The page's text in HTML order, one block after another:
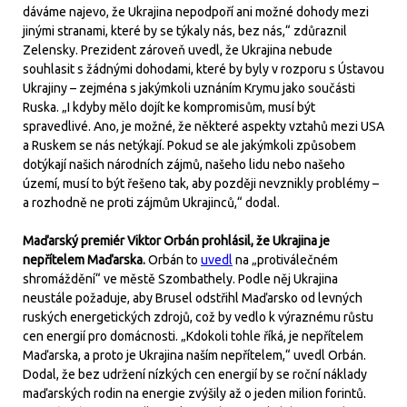
dáváme najevo, že Ukrajina nepodpoří ani možné dohody mezi
jinými stranami, které by se týkaly nás, bez nás,“ zdůraznil
Zelensky. Prezident zároveň uvedl, že Ukrajina nebude
souhlasit s žádnými dohodami, které by byly v rozporu s Ústavou
Ukrajiny – zejména s jakýmkoli uznáním Krymu jako součásti
Ruska. „I kdyby mělo dojít ke kompromisům, musí být
spravedlivé. Ano, je možné, že některé aspekty vztahů mezi USA
a Ruskem se nás netýkají. Pokud se ale jakýmkoli způsobem
dotýkají našich národních zájmů, našeho lidu nebo našeho
území, musí to být řešeno tak, aby později nevznikly problémy –
a rozhodně ne proti zájmům Ukrajinců,“ dodal.
Maďarský premiér Viktor Orbán prohlásil, že Ukrajina je
nepřítelem Maďarska.Orbán to uvedl na „protiválečném
shromáždění“ ve městě Szombathely. Podle něj Ukrajina
neustále požaduje, aby Brusel odstřihl Maďarsko od levných
ruských energetických zdrojů, což by vedlo k výraznému růstu
cen energií pro domácnosti. „Kdokoli tohle říká, je nepřítelem
Maďarska, a proto je Ukrajina naším nepřítelem,“ uvedl Orbán.
Dodal, že bez udržení nízkých cen energií by se roční náklady
maďarských rodin na energie zvýšily až o jeden milion forintů.